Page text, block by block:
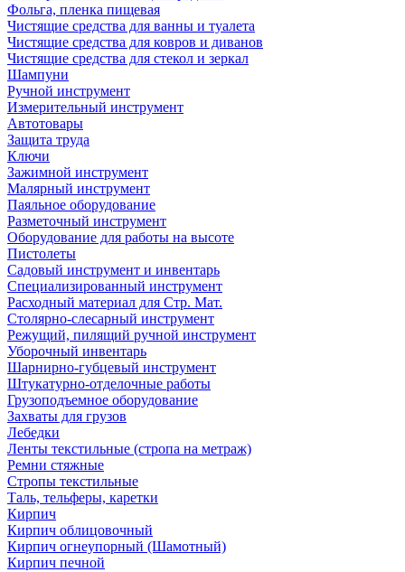
Фольга, пленка пищевая
Чистящие средства для ванны и туалета
Чистящие средства для ковров и диванов
Чистящие средства для стекол и зеркал
Шампуни
Ручной инструмент
Измерительный инструмент
Автотовары
Защита труда
Ключи
Зажимной инструмент
Малярный инструмент
Паяльное оборудование
Разметочный инструмент
Оборудование для работы на высоте
Пистолеты
Садовый инструмент и инвентарь
Специализированный инструмент
Расходный материал для Стр. Мат.
Столярно-слесарный инструмент
Режущий, пилящий ручной инструмент
Уборочный инвентарь
Шарнирно-губцевый инструмент
Штукатурно-отделочные работы
Грузоподъемное оборудование
Захваты для грузов
Лебедки
Ленты текстильные (стропа на метраж)
Ремни стяжные
Стропы текстильные
Таль, тельферы, каретки
Кирпич
Кирпич облицовочный
Кирпич огнеупорный (Шамотный)
Кирпич печной